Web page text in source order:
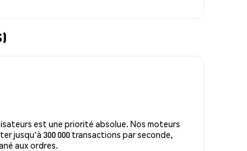
est une priorité absolue. Nos moteurs
jusqu'à 300 000 transactions par seconde,
aux ordres.